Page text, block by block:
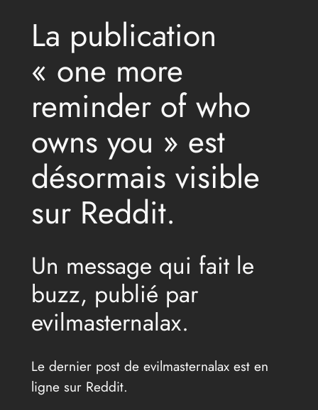
La publication
« one more
reminder of who
owns you » est
désormais visible
sur Reddit.
Un message qui fait le
buzz, publié par
evilmasternalax.
Le dernier post de evilmasternalax est en
ligne sur Reddit.